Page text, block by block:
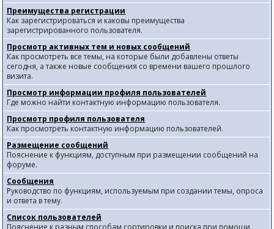
Преимущества регистрации
Как зарегистрироваться и каковы преимущества
зарегистрированного пользователя.
Просмотр активных тем и новых сообщений
Как просмотреть все темы, на которые были добавлены ответы
сегодня, а также новые сообщения со времени вашего прошлого
визита.
Просмотр информации профиля пользователей
Где можно найти контактную информацию пользователя.
Просмотр профиля пользователя
Как просмотреть контактную информацию пользователей.
Размещение сообщений
Пояснение к функциям, доступным при размещении сообщений на
форуме.
Сообщения
Руководство по функциям, используемым при создании темы, опроса
и ответа в тему.
Список пользователей
Пояснение к разным способам сортировки и поиска при помощи